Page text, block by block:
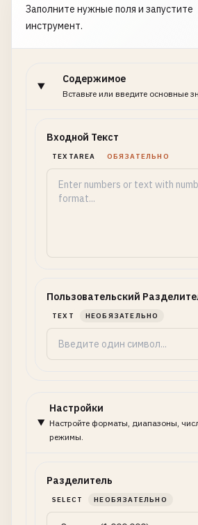
Заполните нужные поля и запустите
инструмент.
Содержимое
Вставьте или введите основные
Входной Текст
TEXTAREA ОБЯЗАТЕЛЬНО
Пользовательский
TEXT НЕОБЯЗАТЕЛЬНО
Настройки
Настройте форматы, диапазоны,
режимы.
Разделитель
SELECT НЕОБЯЗАТЕЛЬНО